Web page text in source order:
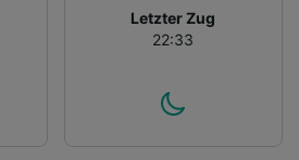
Letzter Zug
22:33